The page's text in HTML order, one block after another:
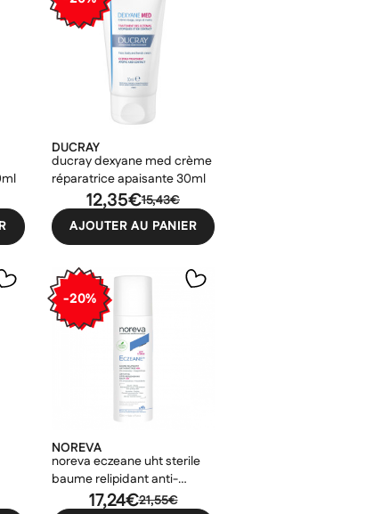
DUCRAY
ducray dexyane med crème
réparatrice apaisante 30ml
15,43€
12,35€
AJOUTER AU PANIER
-20%
NOREVA
noreva eczeane uht sterile
baume relipidant anti-
grattage 48h 100ml
21,55€
17,24€